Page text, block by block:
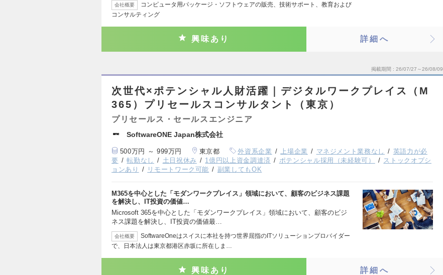
会社概要
コンピュータ用パッケージ・ソフトウェアの販売、技術サポート、教育および
コンサルティング
興味あり 詳細へ
掲載期間 26/07/27～26/08/09
次世代×ポテンシャル人財活躍｜デジタルワークプレイス（M
365）プリセールスコンサルタント（東京）
プリセールス・セールスエンジニア
SoftwareONE Japan株式会社
500万円 ～ 999万円 東京都 外資系企業 上場企業 マネジメント業務なし
英語力が必
要
転勤なし 土日祝休み 1億円以上資金調達済 ポテンシャル採用（未経験可）
ストックオプシ
ョンあり
リモートワーク可能 副業してもOK
M365を中心とした「モダンワークプレイス」領域において、顧客のビジネス課題
を解決し、IT投資の価値…
Microsoft 365を中心とした「モダンワークプレイス」領域において、顧客のビジ
ネス課題を解決し、IT投資の価値最…
会社概要
SoftwareOneはスイスに本社を持つ世界屈指のITソリューションプロバイダー
で、日本法人は東京都港区赤坂に所在しま…
興味あり 詳細へ